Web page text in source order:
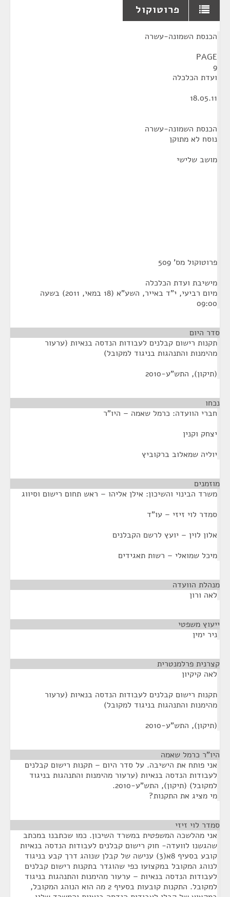
פרוטוקול
הכנסת השמונה-עשרה
PAGE
9
ועדת הכלכלה
18.05.11
הכנסת השמונה-עשרה
נוסח לא מתוקן
מושב שלישי
פרוטוקול מס' 509
מישיבת ועדת הכלכלה
מיום רביעי, י"ד באייר, השע"א (18 במאי, 2011) בשעה
09:00
סדר היום
תקנות רישום קבלנים לעבודות הנדסה בנאיות (ערעור
מהימנות והתנהגות בניגוד למקובל)
(תיקון), התש"ע-2010
נכחו
חברי הוועדה: כרמל שאמה – היו"ר
יצחק וקנין
יוליה שמאלוב ברקוביץ
מוזמנים
משרד הבינוי והשיכון: אילן אליהו – ראש תחום רישום וסיווג
סמדר לוי זיזי – עו"ד
אלון לוין – יועץ לרשם הקבלנים
מיכל שמואלי – רשות תאגידים
מנהלת הוועדה
לאה ורון
ייעוץ משפטי
ניר ימין
קצרנית פרלמנטרית
לאה קיקיון
תקנות רישום קבלנים לעבודות הנדסה בנאיות (ערעור
מהימנות והתנהגות בניגוד למקובל)
(תיקון), התש"ע-2010
היו"ר כרמל שאמה
אני פותח את הישיבה. על סדר היום – תקנות רישום קבלנים
לעבודות הנדסה בנאיות (ערעור מהימנות והתנהגות בניגוד
למקובל) (תיקון), התש"ע-2010.
מי מציג את התקנות?
סמדר לוי זיזי
אני מהלשכה המשפטית במשרד השיכון. כמו שכתבנו במכתב
שהגשנו לוועדה- חוק רישום קבלנים לעבודות הנדסה בנאיות
קובע בסעיף 8א(3) ענישה של קבלן שנוהג דרך קבע בניגוד
לנוהג המקובל במקצועו כפי שהוגדר בתקנות רישום קבלנים
לעבודות הנדסה בנאיות – ערעור מהימנות והתנהגות בניגוד
למקובל. התקנות קובעות בסעיף 2 מה הוא הנוהג המקובל,